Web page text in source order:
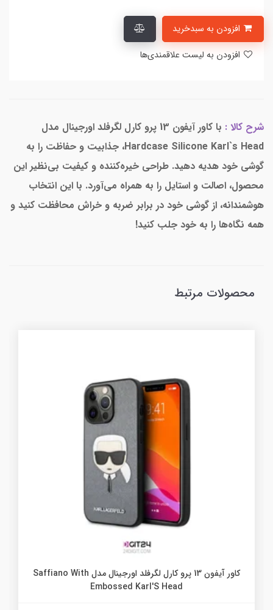
شرح کالا :
با کاور آیفون 13 پرو کارل لگرفلد اورجینال مدل
Hardcase Silicone Karl`s Head، جذابیت و حفاظت را به
گوشی خود هدیه دهید. طراحی خیره‌کننده و کیفیت بی‌نظیر این
محصول، اصالت و استایل را به همراه می‌آورد. با این انتخاب
هوشمندانه، از گوشی خود در برابر ضربه و خراش محافظت کنید و
همه نگاه‌ها را به خود جلب کنید!
محصولات مرتبط
کاور آیفون 13 پرو کارل لگرفلد اورجینال مدل Saffiano With
Embossed Karl'S Head